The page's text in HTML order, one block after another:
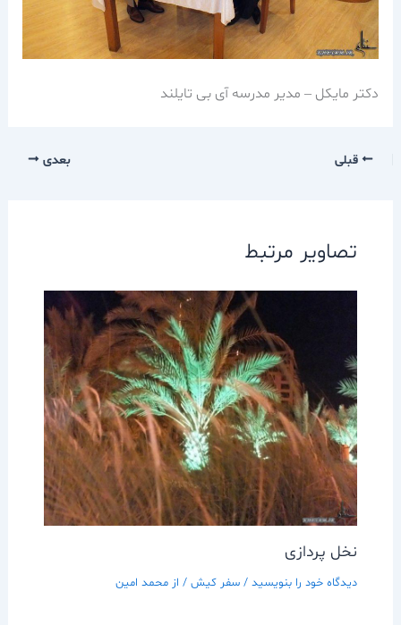
دکتر مایکل – مدیر مدرسه آی بی تایلند
قبلی بعدی
تصاویر مرتبط
نخل پردازی
دیدگاه‌ خود را بنویسید / سفر کیش/ از محمد امین